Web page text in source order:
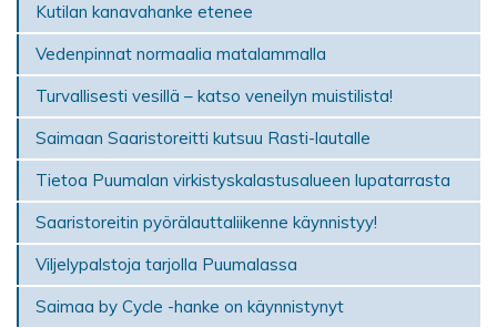
Kutilan kanavahanke etenee
Vedenpinnat normaalia matalammalla
Turvallisesti vesillä – katso veneilyn muistilista!
Saimaan Saaristoreitti kutsuu Rasti-lautalle
Tietoa Puumalan virkistyskalastusalueen lupatarrasta
Saaristoreitin pyörälauttaliikenne käynnistyy!
Viljelypalstoja tarjolla Puumalassa
Saimaa by Cycle -hanke on käynnistynyt